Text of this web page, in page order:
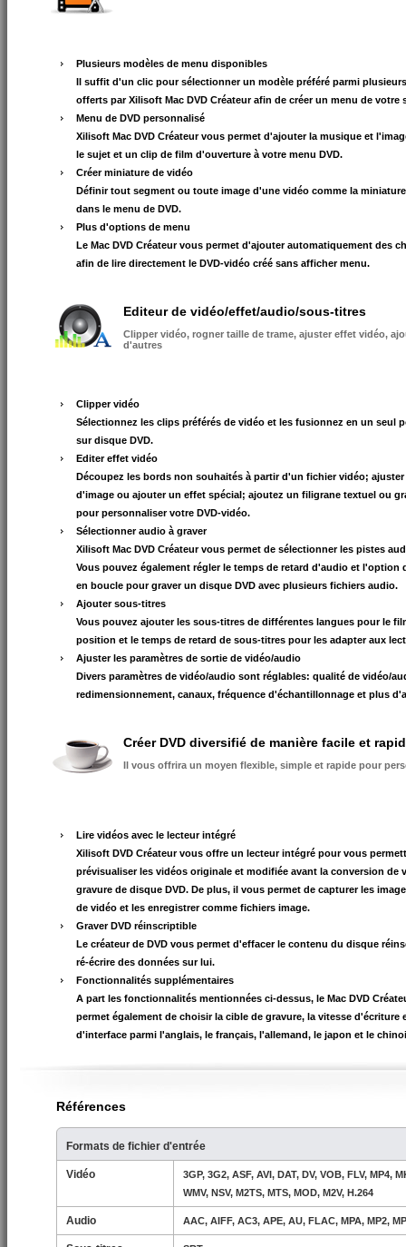
Plusieurs modèles de menu disponibles
Il suffit d'un clic pour sélectionner un modèle préféré parmi
offerts par Xilisoft Mac DVD Créateur afin de créer un menu de votre
Menu de DVD personnalisé
Xilisoft Mac DVD Créateur vous permet d'ajouter la musique et
le sujet et un clip de film d'ouverture à votre menu DVD.
Créer miniature de vidéo
Définir tout segment ou toute image d'une vidéo comme la
dans le menu de DVD.
Plus d'options de menu
Le Mac DVD Créateur vous permet d'ajouter automatiquement des
afin de lire directement le DVD-vidéo créé sans afficher menu.
Editeur de vidéo/effet/audio/sous-titres
Clipper vidéo, rogner taille de trame, ajuster effet vidéo,
d'autres
Clipper vidéo
Sélectionnez les clips préférés de vidéo et les fusionnez en un seul
sur disque DVD.
Editer effet vidéo
Découpez les bords non souhaités à partir d'un fichier vidéo;
d'image ou ajouter un effet spécial; ajoutez un filigrane textuel ou
pour personnaliser votre DVD-vidéo.
Sélectionner audio à graver
Xilisoft Mac DVD Créateur vous permet de sélectionner les pistes
Vous pouvez également régler le temps de retard d'audio et l'option
en boucle pour graver un disque DVD avec plusieurs fichiers audio.
Ajouter sous-titres
Vous pouvez ajouter les sous-titres de différentes langues pour le
position et le temps de retard de sous-titres pour les adapter aux
Ajuster les paramètres de sortie de vidéo/audio
Divers paramètres de vidéo/audio sont réglables: qualité de vidéo/
redimensionnement, canaux, fréquence d'échantillonnage et plus
Créer DVD diversifié de manière facile et
Il vous offrira un moyen flexible, simple et rapide pour
Lire vidéos avec le lecteur intégré
Xilisoft DVD Créateur vous offre un lecteur intégré pour vous
prévisualiser les vidéos originale et modifiée avant la conversion de
gravure de disque DVD. De plus, il vous permet de capturer les
de vidéo et les enregistrer comme fichiers image.
Graver DVD réinscriptible
Le créateur de DVD vous permet d'effacer le contenu du disque
ré-écrire des données sur lui.
Fonctionnalités supplémentaires
A part les fonctionnalités mentionnées ci-dessus, le Mac DVD
permet également de choisir la cible de gravure, la vitesse
d'interface parmi l'anglais, le français, l'allemand, le japon et le
Références
Formats de fichier d'entrée
Vidéo
3GP, 3G2, ASF, AVI, DAT, DV, VOB, FLV, MP4,
WMV, NSV, M2TS, MTS, MOD, M2V, H.264
Audio AAC, AIFF, AC3, APE, AU, FLAC, MPA, MP2,